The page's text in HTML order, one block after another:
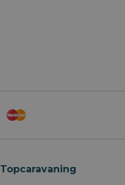
Topcaravaning